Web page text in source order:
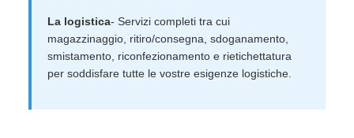
La logistica- Servizi completi tra cui
magazzinaggio, ritiro/consegna, sdoganamento,
smistamento, riconfezionamento e rietichettatura
per soddisfare tutte le vostre esigenze logistiche.